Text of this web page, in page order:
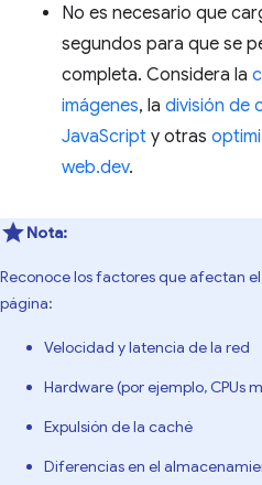
No es necesario que
segundos para que se
completa. Considera la
imágenes, la división de
JavaScript y otras
web.dev.
Nota:
Reconoce los factores que afectan
página:
Velocidad y latencia de la red
Hardware (por ejemplo, CPUs
Expulsión de la caché
Diferencias en el